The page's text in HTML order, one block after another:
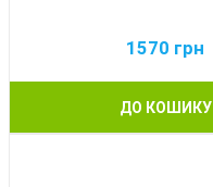
1570 грн
ДО КОШИКУ